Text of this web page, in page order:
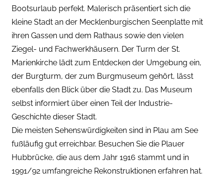
Bootsurlaub perfekt. Malerisch präsentiert sich die
kleine Stadt an der Mecklenburgischen Seenplatte mit
ihren Gassen und dem Rathaus sowie den vielen
Ziegel- und Fachwerkhäusern. Der Turm der St.
Marienkirche lädt zum Entdecken der Umgebung ein,
der Burgturm, der zum Burgmuseum gehört, lässt
ebenfalls den Blick über die Stadt zu. Das Museum
selbst informiert über einen Teil der Industrie-
Geschichte dieser Stadt.
Die meisten Sehenswürdigkeiten sind in Plau am See
fußläufig gut erreichbar. Besuchen Sie die Plauer
Hubbrücke, die aus dem Jahr 1916 stammt und in
1991/92 umfangreiche Rekonstruktionen erfahren hat.